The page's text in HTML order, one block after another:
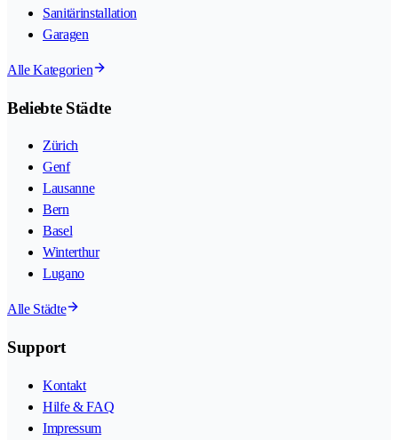
Sanitärinstallation
Garagen
Alle Kategorien
Beliebte Städte
Zürich
Genf
Lausanne
Bern
Basel
Winterthur
Lugano
Alle Städte
Support
Kontakt
Hilfe & FAQ
Impressum